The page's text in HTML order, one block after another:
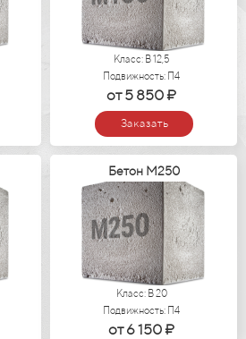
Класс: В 12,5
Подвижность: П4
от 5 850 ₽
Заказать
Бетон М250
Класс: В 20
Подвижность: П4
от 6 150 ₽